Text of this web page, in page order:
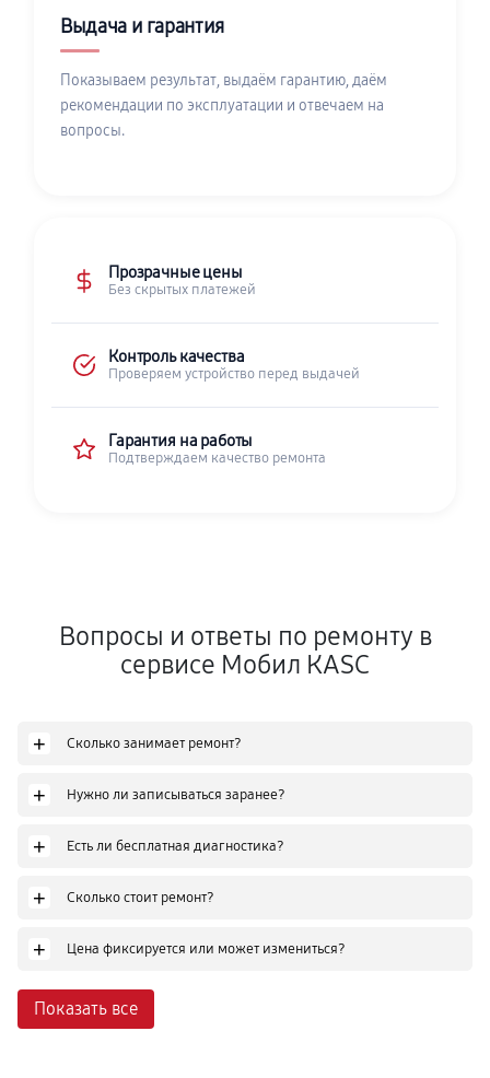
Выдача и гарантия
Показываем результат, выдаём гарантию, даём
рекомендации по эксплуатации и отвечаем на
вопросы.
Прозрачные цены
Без скрытых платежей
Контроль качества
Проверяем устройство перед выдачей
Гарантия на работы
Подтверждаем качество ремонта
Вопросы и ответы по ремонту в
сервисе Мобил КASC
+ Сколько занимает ремонт?
+ Нужно ли записываться заранее?
+ Есть ли бесплатная диагностика?
+ Сколько стоит ремонт?
+ Цена фиксируется или может измениться?
Показать все